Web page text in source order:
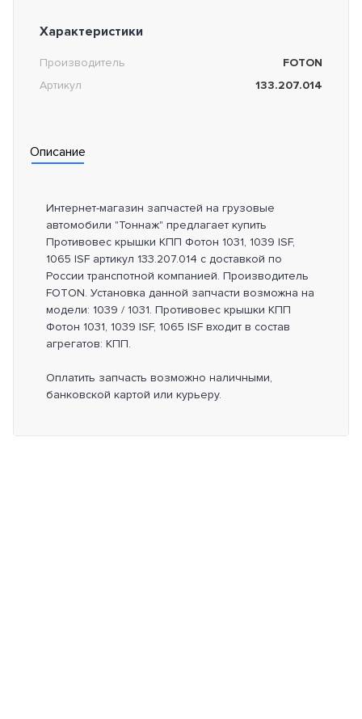
Характеристики
Производитель
FOTON
Артикул
133.207.014
Описание
Интернет-магазин запчастей на грузовые
автомобили "Тоннаж" предлагает купить
Противовес крышки КПП Фотон 1031, 1039 ISF,
1065 ISF артикул 133.207.014 с доставкой по
России транспотной компанией. Производитель
FOTON. Установка данной запчасти возможна на
модели: 1039 / 1031. Противовес крышки КПП
Фотон 1031, 1039 ISF, 1065 ISF входит в состав
агрегатов: КПП.
Оплатить запчасть возможно наличными,
банковской картой или курьеру.